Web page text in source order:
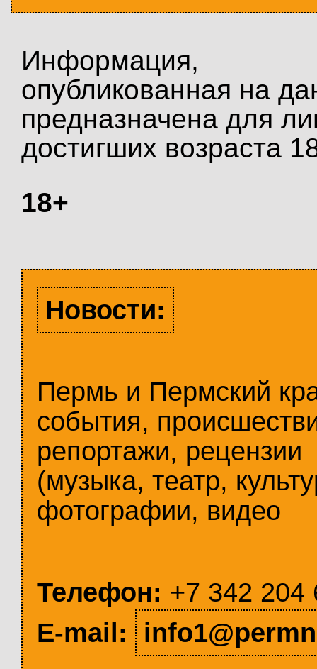
Информация,
опубликованная на
предназначена для
достигших возраста
18+
Новости:
Пермь и Пермский
события,
репортажи, рецензии
(музыка, театр,
фотографии, видео
Телефон: +7 342 204
E-mail: